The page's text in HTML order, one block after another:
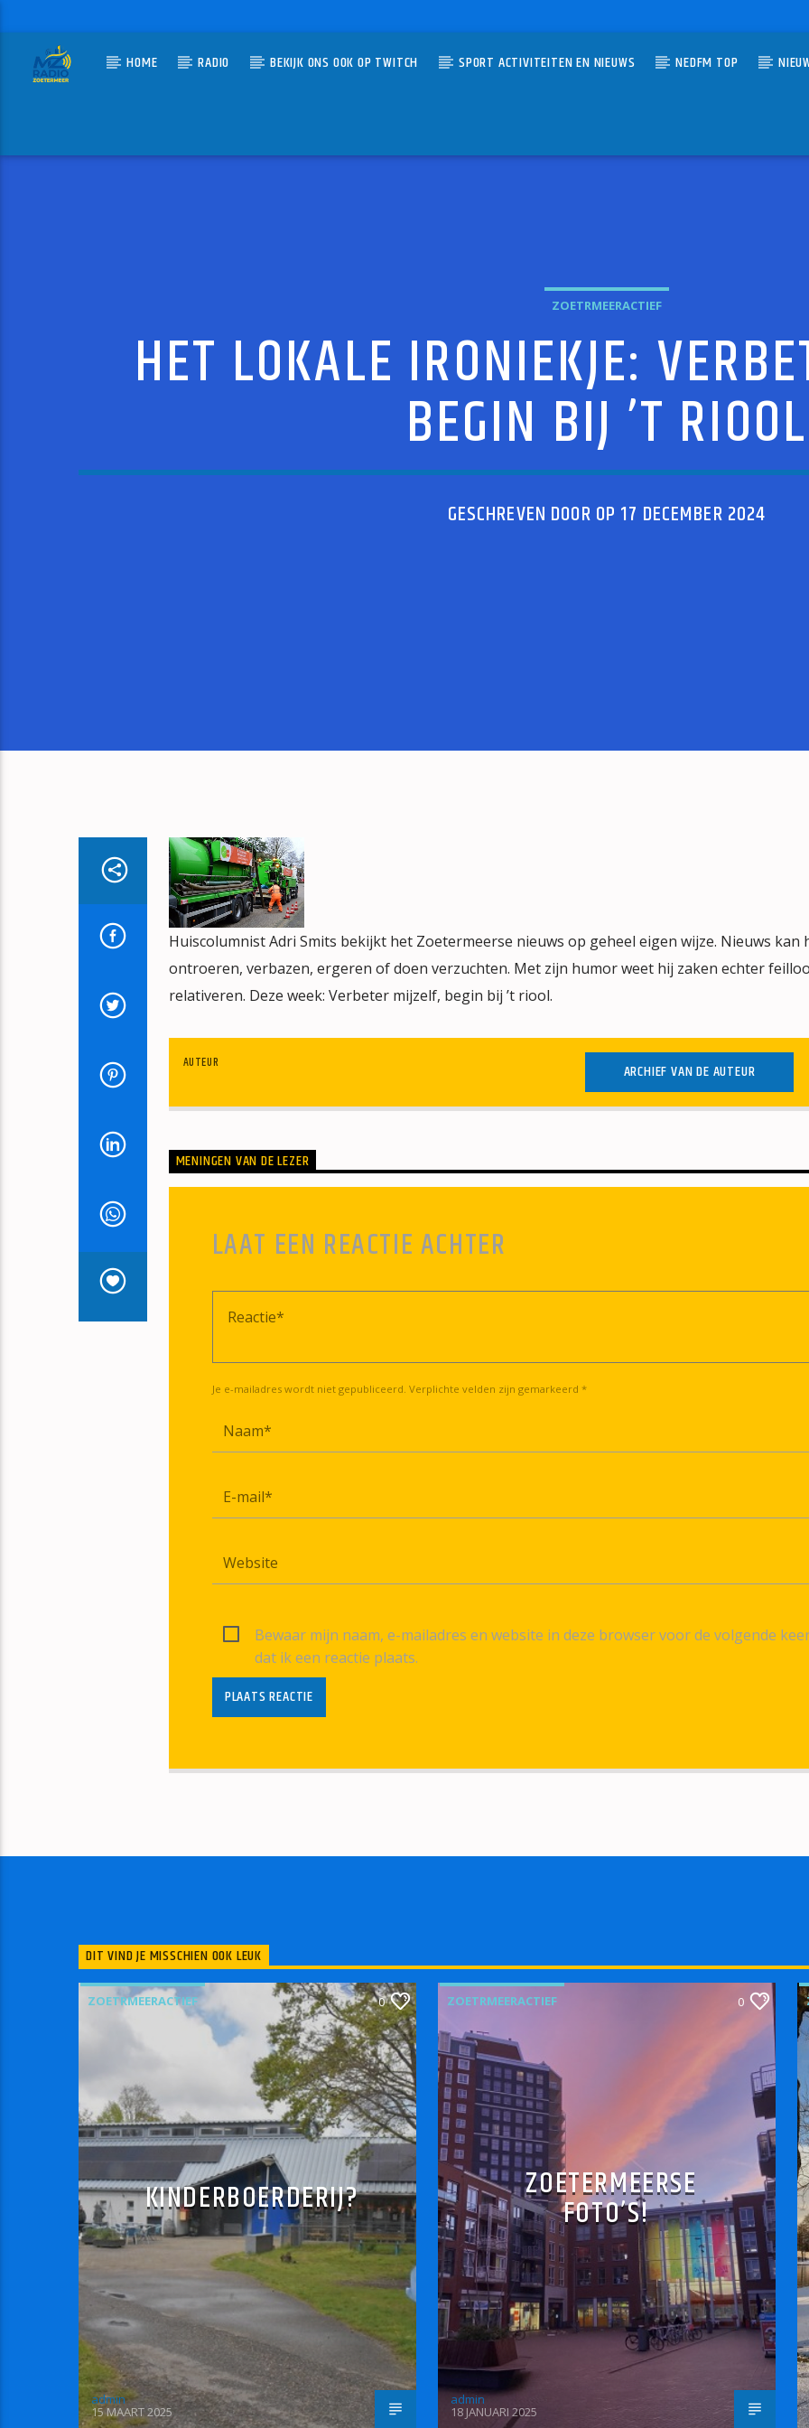
HOME RADIO BEKIJK ONS OOK OP TWITCH SPORT ACTIVITEITEN EN NIEUWS NEDFM TOP
ZOETRMEERACTIEF
HET LOKALE IRONIEKJE:
BEGIN BIJ ’T RIOOL
GESCHREVEN DOOR OP 17 DECEMBER 2024
Huiscolumnist Adri Smits bekijkt het Zoetermeerse nieuws op geheel eigen wijze. Nieuws kan
ontroeren, verbazen, ergeren of doen verzuchten. Met zijn humor weet hij zaken echter
relativeren. Deze week: Verbeter mijzelf, begin bij ’t riool.
AUTEUR ARCHIEF VAN DE AUTEUR
MENINGEN VAN DE LEZER
LAAT EEN REACTIE ACHTER
Je e-mailadres wordt niet gepubliceerd. Verplichte velden zijn gemarkeerd *
Bewaar mijn naam, e-mailadres en website in deze browser voor de volgende
dat ik een reactie plaats.
DIT VIND JE MISSCHIEN OOK LEUK
ZOETRMEERACTIEF 0
KINDERBOERDERIJ?
admin
15 MAART 2025
ZOETRMEERACTIEF 0
ZOETERMEERSE
FOTO’S!
admin
18 JANUARI 2025